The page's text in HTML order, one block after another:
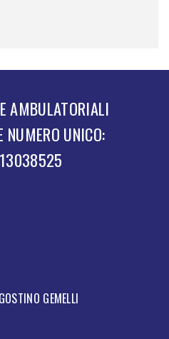
AMBULATORIALI
NUMERO UNICO:
GEMELLI